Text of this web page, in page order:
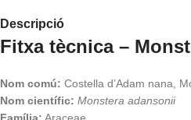
Descripció
Fitxa tècnica –
Nom comú: Costella d’Adam nana,
Nom científic: Monstera adansonii
Família: Araceae